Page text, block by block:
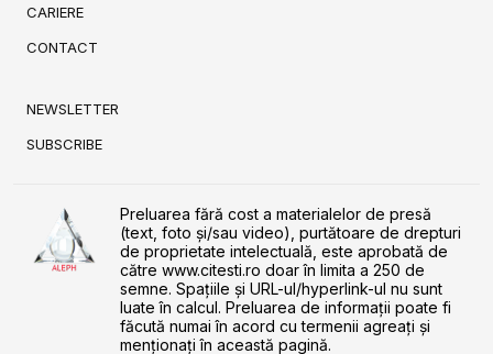
CARIERE
CONTACT
NEWSLETTER
SUBSCRIBE
Preluarea fără cost a materialelor de presă
(text, foto și/sau video), purtătoare de drepturi
de proprietate intelectuală, este aprobată de
către www.citesti.ro doar în limita a 250 de
semne. Spaţiile şi URL-ul/hyperlink-ul nu sunt
luate în calcul. Preluarea de informaţii poate fi
făcută numai în acord cu termenii agreaţi şi
menţionaţi în această pagină.